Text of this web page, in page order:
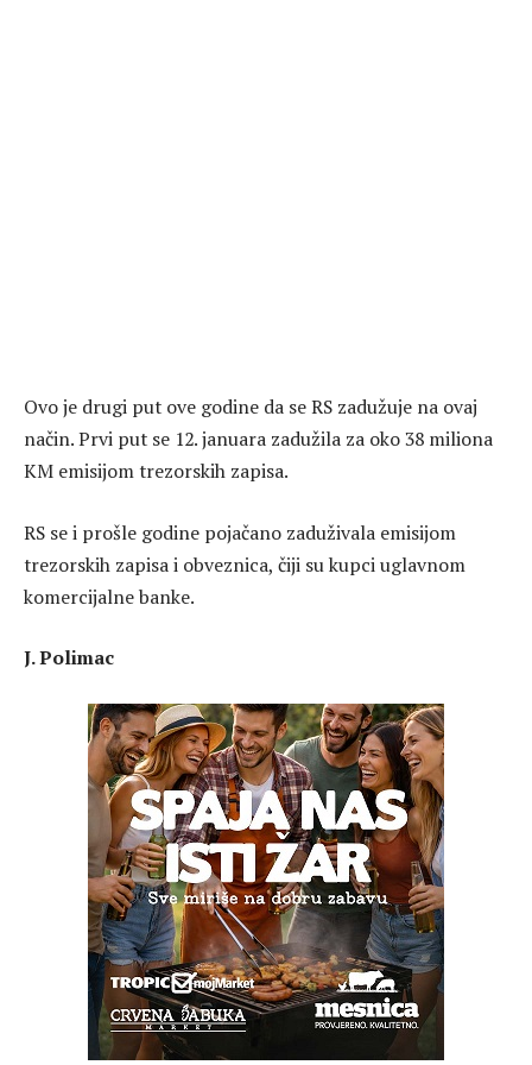
Ovo je drugi put ove godine da se RS zadužuje na ovaj
način. Prvi put se 12. januara zadužila za oko 38 miliona
KM emisijom trezorskih zapisa.
RS se i prošle godine pojačano zaduživala emisijom
trezorskih zapisa i obveznica, čiji su kupci uglavnom
komercijalne banke.
J. Polimac